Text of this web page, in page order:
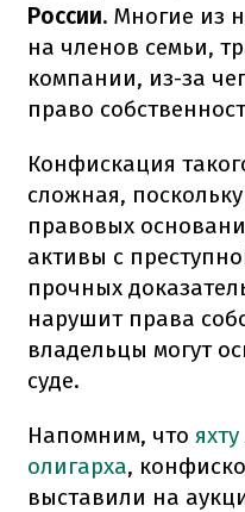
России. Многие из
на членов семьи,
компании, из-за
право
Конфискация
сложная,
правовых
активы с
прочных
нарушит права
владельцы могут
суде.
Напомним, что
олигарха,
выставили на